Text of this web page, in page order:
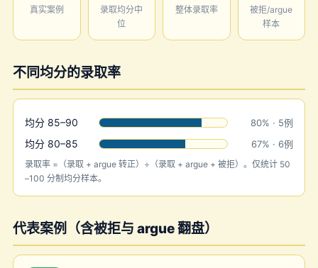
真实案例
录取均分中
位
整体录取率
被拒/argue
样本
不同均分的录取率
均分 85–90 80% · 5例
均分 80–85 67% · 6例
录取率 =（录取 + argue 转正）÷（录取 + argue + 被拒）。仅统计 50
–100 分制均分样本。
代表案例（含被拒与 argue 翻盘）